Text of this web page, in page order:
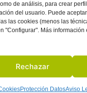
de análisis, para crear
del usuario. Puede
las cookies (menos las
"Configurar". Más información
Rechazar
Protección DatosAviso